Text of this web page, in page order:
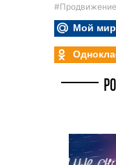
Мой мир